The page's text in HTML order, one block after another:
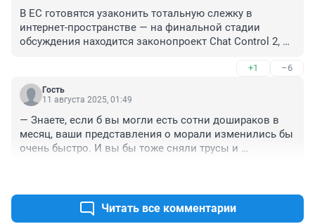
В ЕС готовятся узаконить тотальную слежку в
интернет-пространстве — на финальной стадии
обсуждения находится законопроект Chat Control 2,
сканировать все личные сообщения, фото и файлы
прямо на устройстве пользователя.
+1 –6
Гость
11 августа 2025, 01:49
— Знаете, если б вы могли есть сотни дошираков в
месяц, ваши представления о морали изменились бы
очень быстро. И вы бы тоже сняли трусы и
Читать все комментарии